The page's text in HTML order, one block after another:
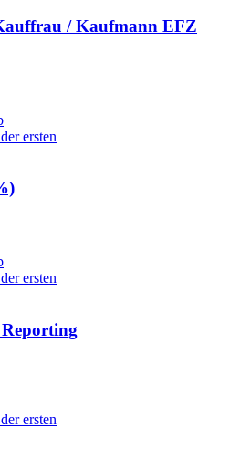
/ Kaufmann EFZ
ersten
ersten
ersten